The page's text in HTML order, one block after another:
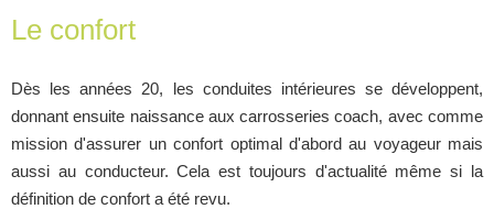
Le confort
Dès les années 20, les conduites intérieures se développent,
donnant ensuite naissance aux carrosseries coach, avec comme
mission d'assurer un confort optimal d'abord au voyageur mais
aussi au conducteur. Cela est toujours d'actualité même si la
définition de confort a été revu.